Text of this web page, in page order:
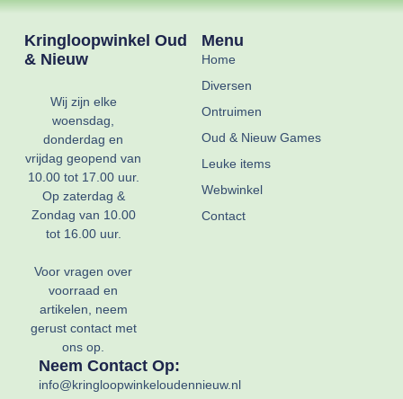
Kringloopwinkel Oud
& Nieuw
Wij zijn elke
woensdag,
donderdag en
vrijdag geopend van
10.00 tot 17.00 uur.
Op zaterdag &
Zondag van 10.00
tot 16.00 uur.
Voor vragen over
voorraad en
artikelen, neem
gerust contact met
ons op.
Menu
Home
Diversen
Ontruimen
Oud & Nieuw Games
Leuke items
Webwinkel
Contact
Neem Contact Op:
info@kringloopwinkeloudennieuw.nl